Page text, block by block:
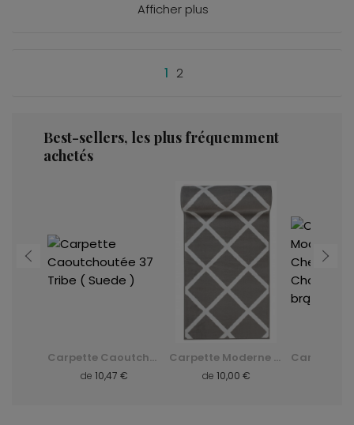
Afficher plus
1 2
Best-sellers, les plus fréquemment
achetés
Carpette Caoutchoutée 37 Tribe ( Suede )
de 10,47 €
Carpette Moderne L889B Luxury Esm Chodnik - gris, szary
de 10,00 €